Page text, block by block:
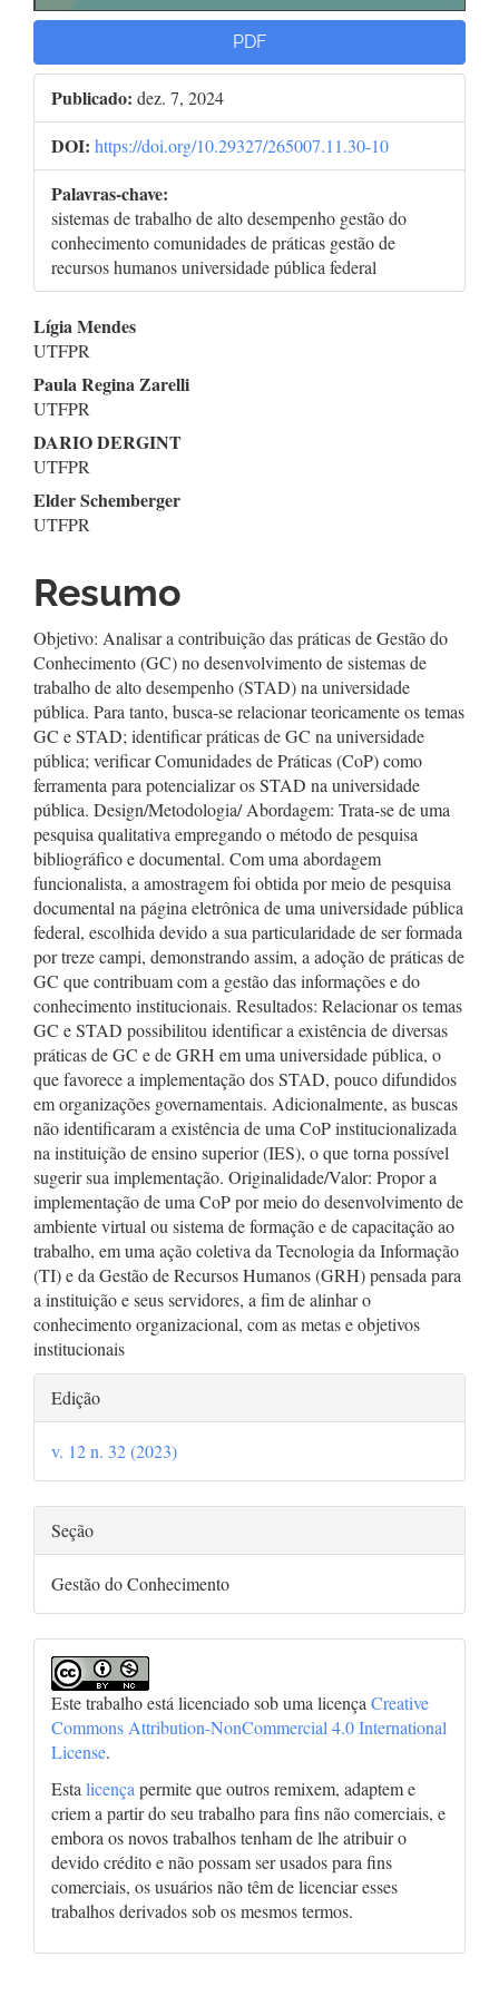
PDF
Publicado: dez. 7, 2024
DOI: https://doi.org/10.29327/265007.11.30-10
Palavras-chave:
sistemas de trabalho de alto desempenho gestão do
conhecimento comunidades de práticas gestão de
recursos humanos universidade pública federal
Conteúdo
do
artigo
principal
Lígia Mendes
UTFPR
Paula Regina Zarelli
UTFPR
DARIO DERGINT
UTFPR
Elder Schemberger
UTFPR
Resumo
Objetivo: Analisar a contribuição das práticas de Gestão do
Conhecimento (GC) no desenvolvimento de sistemas de
trabalho de alto desempenho (STAD) na universidade
pública. Para tanto, busca-se relacionar teoricamente os temas
GC e STAD; identificar práticas de GC na universidade
pública; verificar Comunidades de Práticas (CoP) como
ferramenta para potencializar os STAD na universidade
pública. Design/Metodologia/ Abordagem: Trata-se de uma
pesquisa qualitativa empregando o método de pesquisa
bibliográfico e documental. Com uma abordagem
funcionalista, a amostragem foi obtida por meio de pesquisa
documental na página eletrônica de uma universidade pública
federal, escolhida devido a sua particularidade de ser formada
por treze campi, demonstrando assim, a adoção de práticas de
GC que contribuam com a gestão das informações e do
conhecimento institucionais. Resultados: Relacionar os temas
GC e STAD possibilitou identificar a existência de diversas
práticas de GC e de GRH em uma universidade pública, o
que favorece a implementação dos STAD, pouco difundidos
em organizações governamentais. Adicionalmente, as buscas
não identificaram a existência de uma CoP institucionalizada
na instituição de ensino superior (IES), o que torna possível
sugerir sua implementação. Originalidade/Valor: Propor a
implementação de uma CoP por meio do desenvolvimento de
ambiente virtual ou sistema de formação e de capacitação ao
trabalho, em uma ação coletiva da Tecnologia da Informação
(TI) e da Gestão de Recursos Humanos (GRH) pensada para
a instituição e seus servidores, a fim de alinhar o
conhecimento organizacional, com as metas e objetivos
institucionais
Detalhes
do
artigo
Edição
v. 12 n. 32 (2023)
Seção
Gestão do Conhecimento
Este trabalho está licenciado sob uma licença Creative
Commons Attribution-NonCommercial 4.0 International
License.
Esta licença permite que outros remixem, adaptem e
criem a partir do seu trabalho para fins não comerciais, e
embora os novos trabalhos tenham de lhe atribuir o
devido crédito e não possam ser usados para fins
comerciais, os usuários não têm de licenciar esses
trabalhos derivados sob os mesmos termos.